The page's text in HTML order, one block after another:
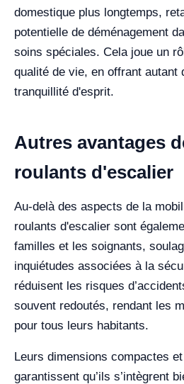
domestique plus longtemps,
potentielle de déménagement
soins spéciales. Cela joue un
qualité de vie, en offrant autant
tranquillité d'esprit.
Autres avantages
roulants d'escalier
Au-delà des aspects de la
roulants d'escalier sont
familles et les soignants,
inquiétudes associées à la
réduisent les risques
souvent redoutés, rendant les
pour tous leurs habitants.
Leurs dimensions compactes
garantissent qu’ils s’intègrent